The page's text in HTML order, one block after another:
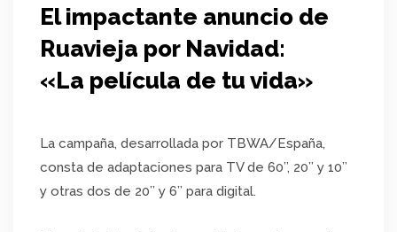
El impactante anuncio de
Ruavieja por Navidad:
«La película de tu vida»
La campaña, desarrollada por TBWA/España,
consta de adaptaciones para TV de 60’’, 20’’ y 10’’
y otras dos de 20’’ y 6’’ para digital.